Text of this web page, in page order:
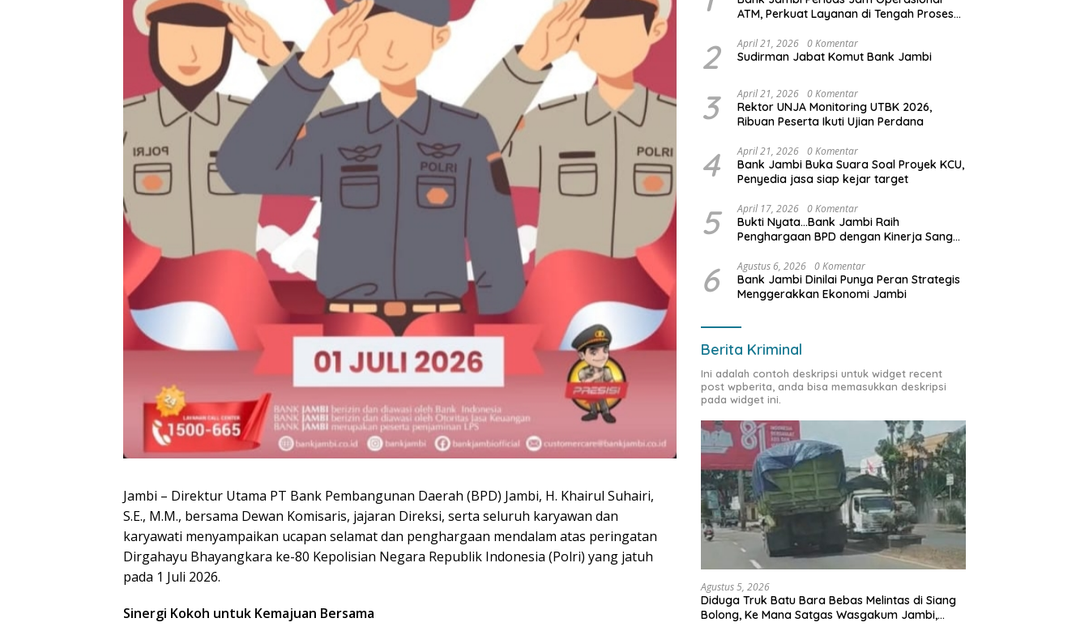
Jambi – Direktur Utama PT Bank Pembangunan Daerah (BPD) Jambi, H. Khairul Suhairi,
S.E., M.M., bersama Dewan Komisaris, jajaran Direksi, serta seluruh karyawan dan
karyawati menyampaikan ucapan selamat dan penghargaan mendalam atas peringatan
Dirgahayu Bhayangkara ke-80 Kepolisian Negara Republik Indonesia (Polri) yang jatuh
pada 1 Juli 2026.
Sinergi Kokoh untuk Kemajuan Bersama
ATM, Perkuat Layanan di Tengah Proses
2 April 21, 2026 0 Komentar
Sudirman Jabat Komut Bank Jambi
3 April 21, 2026 0 Komentar
Rektor UNJA Monitoring UTBK 2026,
Ribuan Peserta Ikuti Ujian Perdana
4 April 21, 2026 0 Komentar
Bank Jambi Buka Suara Soal Proyek KCU,
Penyedia jasa siap kejar target
5 April 17, 2026 0 Komentar
Bukti Nyata…Bank Jambi Raih
Penghargaan BPD dengan Kinerja Sangat
6 Agustus 6, 2026 0 Komentar
Bank Jambi Dinilai Punya Peran Strategis
Menggerakkan Ekonomi Jambi
Berita Kriminal
Ini adalah contoh deskripsi untuk widget recent
post wpberita, anda bisa memasukkan deskripsi
pada widget ini.
Agustus 5, 2026
Diduga Truk Batu Bara Bebas Melintas di Siang
Bolong, Ke Mana Satgas Wasgakum Jambi,